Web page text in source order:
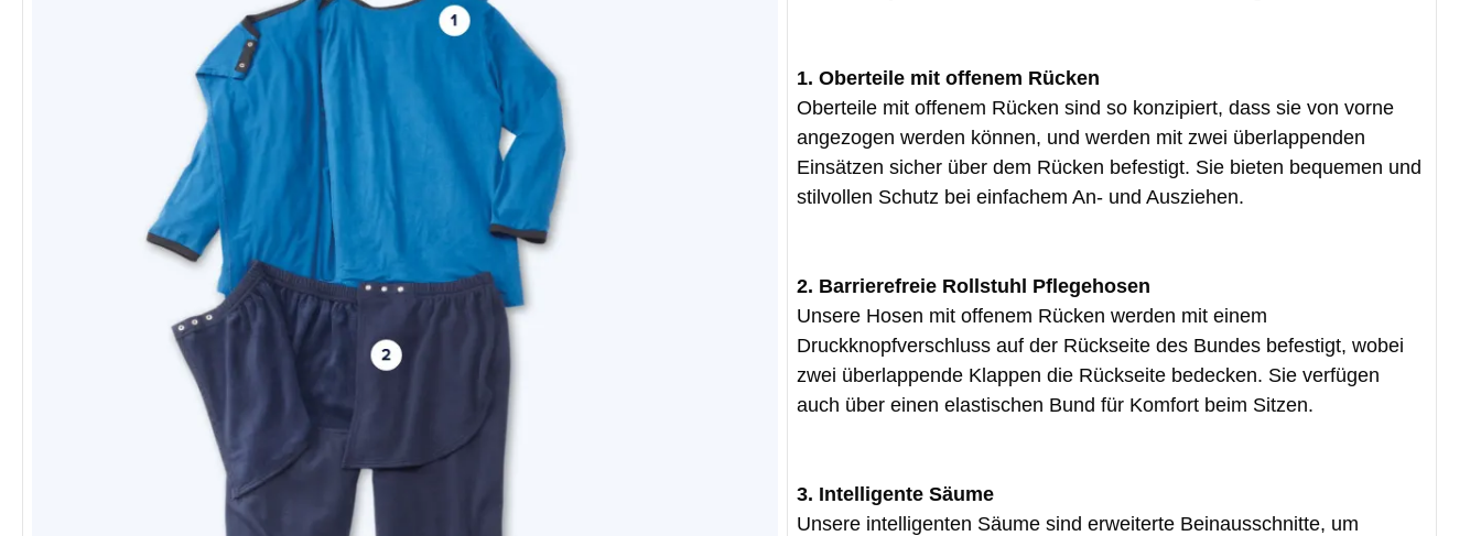
1. Oberteile mit offenem Rücken
Oberteile mit offenem Rücken sind so konzipiert, dass sie von vorne
angezogen werden können, und werden mit zwei überlappenden
Einsätzen sicher über dem Rücken befestigt. Sie bieten bequemen und
stilvollen Schutz bei einfachem An- und Ausziehen.
2. Barrierefreie Rollstuhl Pflegehosen
Unsere Hosen mit offenem Rücken werden mit einem
Druckknopfverschluss auf der Rückseite des Bundes befestigt, wobei
zwei überlappende Klappen die Rückseite bedecken. Sie verfügen
auch über einen elastischen Bund für Komfort beim Sitzen.
3. Intelligente Säume
Unsere intelligenten Säume sind erweiterte Beinausschnitte, um